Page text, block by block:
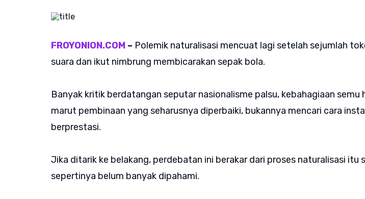
FROYONION.COM – Polemik naturalisasi mencuat lagi setelah sejumlah
suara dan ikut nimbrung membicarakan sepak bola.
Banyak kritik berdatangan seputar nasionalisme palsu, kebahagiaan semu
marut pembinaan yang seharusnya diperbaiki, bukannya mencari cara
berprestasi.
Jika ditarik ke belakang, perdebatan ini berakar dari proses naturalisasi itu
sepertinya belum banyak dipahami.